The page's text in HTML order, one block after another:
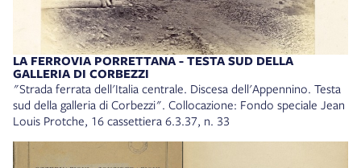
LA FERROVIA PORRETTANA - TESTA SUD DELLA
GALLERIA DI CORBEZZI
"Strada ferrata dell'Italia centrale. Discesa dell'Appennino. Testa
sud della galleria di Corbezzi". Collocazione: Fondo speciale Jean
Louis Protche, 16 cassettiera 6.3.37, n. 33